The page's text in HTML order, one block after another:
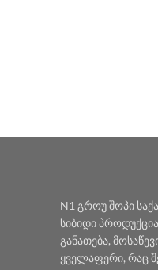
N1 გროუ შოპი
სიბიდი
განათება,
ყველაფერი, რაც